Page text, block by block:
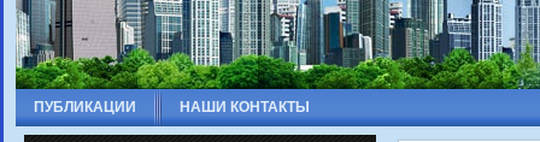
ПУБЛИКАЦИИ НАШИ КОНТАКТЫ